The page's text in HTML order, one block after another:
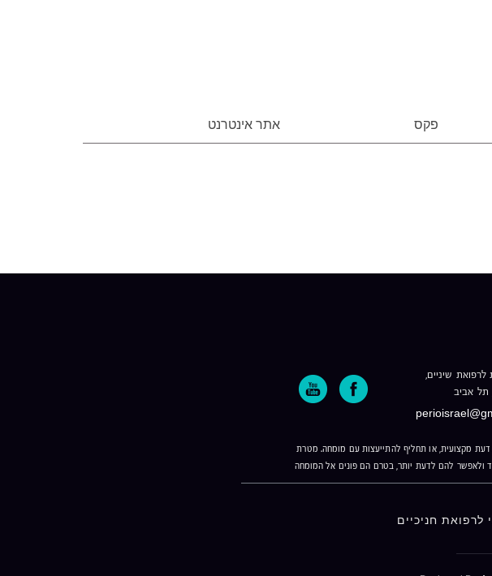
פקס אתר אינטרנט
שיניים,
דעת מקצועית, או תחליף להתייעצות עם מומחה. מטרת
להם לדעת יותר, בטרם הם פונים אל המומחה
לרפואת חניכיים